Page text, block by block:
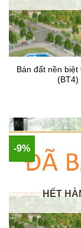
Bán đất nền biệt
(BT4)
-9%
HẾT